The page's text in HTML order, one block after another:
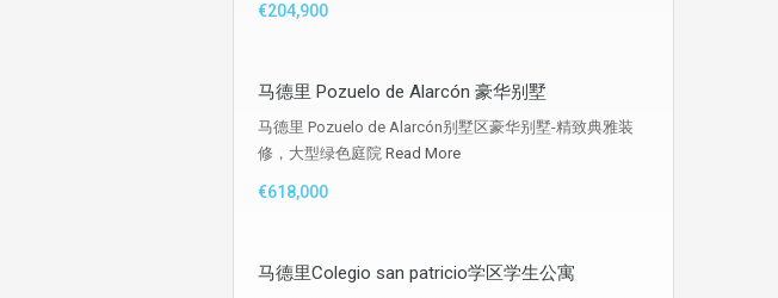
€204,900
马德里 Pozuelo de Alarcón 豪华别墅
马德里 Pozuelo de Alarcón别墅区豪华别墅-精致典雅装
修，大型绿色庭院 Read More
€618,000
马德里Colegio san patricio学区学生公寓